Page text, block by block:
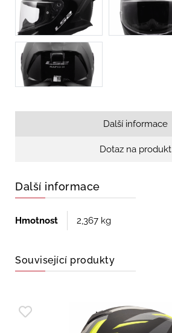
Další informace
Dotaz na produkt
Další informace
Hmotnost 2,367 kg
Související produkty